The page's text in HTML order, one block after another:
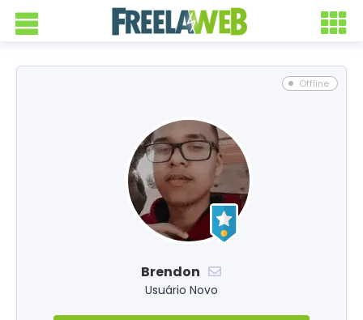
Offline
Brendon
Usuário Novo